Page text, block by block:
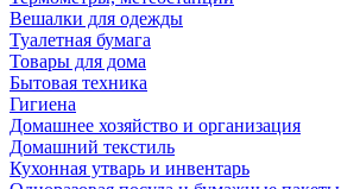
Вешалки для одежды
Туалетная бумага
Товары для дома
Бытовая техника
Гигиена
Домашнее хозяйство и организация
Домашний текстиль
Кухонная утварь и инвентарь